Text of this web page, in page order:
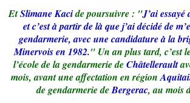
EtSlimane Kacide poursuivre : "J’ai
et c’est à partir de là que j’ai décidé de
gendarmerie, avec une candidature à la
Minervois en 1982." Un an plus tard, c’est
l’école de la gendarmerie deChâtellerault
mois, avant une affectation en région
de gendarmerie deBergerac, au mois